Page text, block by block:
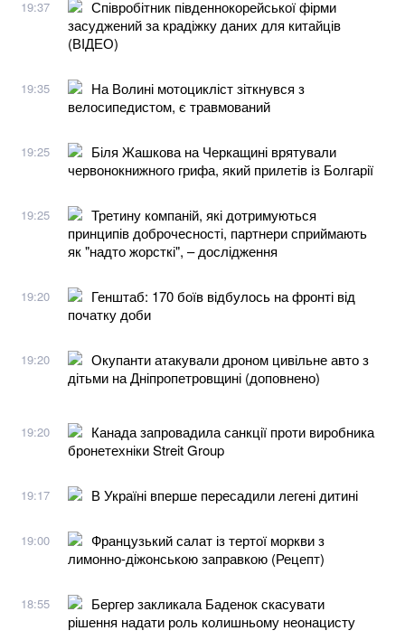
19:37
Співробітник південнокорейської фірми
засуджений за крадіжку даних для китайців
(ВІДЕО)
19:35
На Волині мотоцикліст зіткнувся з
велосипедистом, є травмований
19:25
Біля Жашкова на Черкащині врятували
червонокнижного грифа, який прилетів із Болгарії
19:25
Третину компаній, які дотримуються
принципів доброчесності, партнери сприймають
як "надто жорсткі", – дослідження
19:20
Генштаб: 170 боїв відбулось на фронті від
початку доби
19:20
Окупанти атакували дроном цивільне авто з
дітьми на Дніпропетровщині (доповнено)
19:20
Канада запровадила санкції проти виробника
бронетехніки Streit Group
19:17 В Україні вперше пересадили легені дитині
19:00
Французький салат із тертої моркви з
лимонно-діжонською заправкою (Рецепт)
18:55
Бергер закликала Баденок скасувати
рішення надати роль колишньому неонацисту